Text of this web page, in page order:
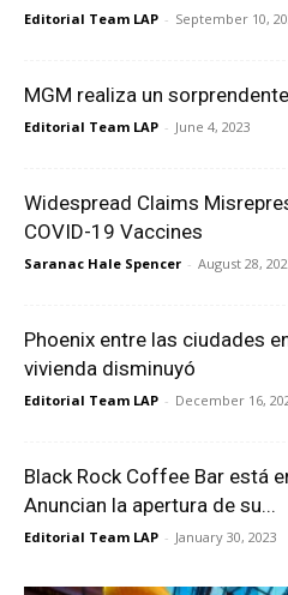
Editorial Team LAP - September 10,
MGM realiza un
Editorial Team LAP - June 4, 2023
Widespread Claims
COVID-19 Vaccines
Saranac Hale Spencer - August 28,
Phoenix entre las ciudades
vivienda disminuyó
Editorial Team LAP - December 16,
Black Rock Coffee Bar está
Anuncian la apertura de su...
Editorial Team LAP - January 30, 2023